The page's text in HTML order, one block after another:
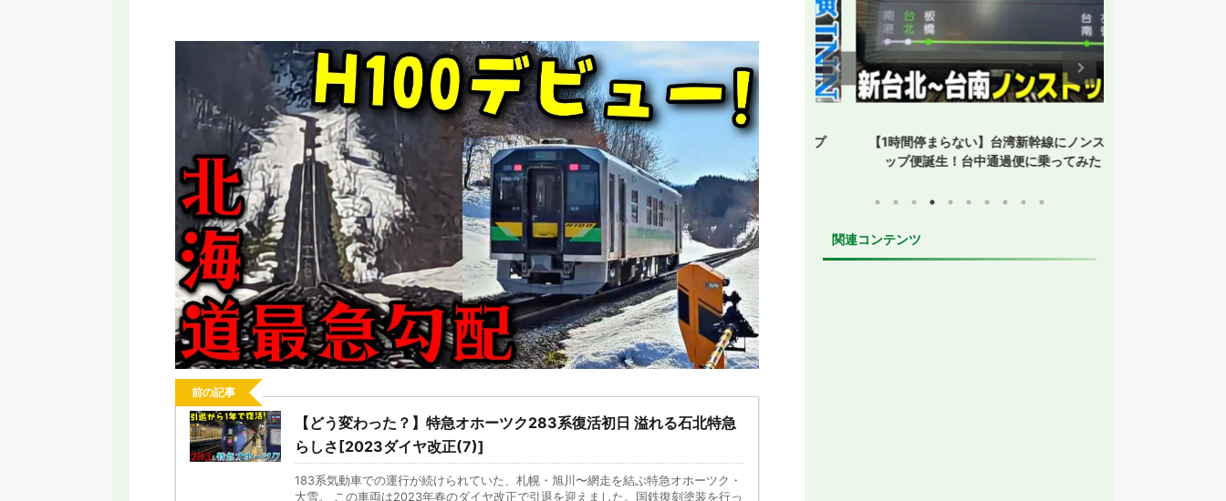
前の記事
【どう変わった？】特急オホーツク283系復活初日 溢れる石北特急
らしさ[2023ダイヤ改正(7)]
183系気動車での運行が続けられていた、札幌・旭川〜網走を結ぶ特急オホーツク・
大雪。 この車両は2023年春のダイヤ改正で引退を迎えました。国鉄復刻塗装を行っ
【2026年新駅】手柄山平和公園駅を見に行
ってみた！姫路モノレールの終着駅
【全都道府県制覇】東横イン高知がオープ
ン！初日に泊まってみた
【1時間停まらない】台湾新幹線にノンスト
ップ便誕生！台中通過便に乗ってみた
関連コンテンツ